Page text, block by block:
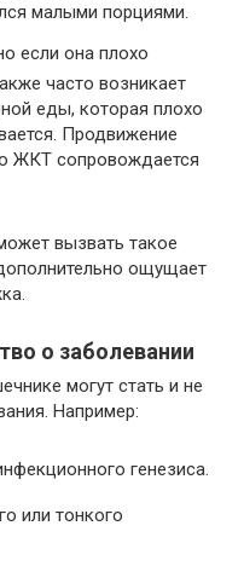
малыми порциями.
если она плохо
часто возникает
еды, которая плохо
Продвижение
ЖКТ сопровождается
вызвать такое
ощущает
о заболевании
могут стать и не
Например:
генезиса.
или тонкого